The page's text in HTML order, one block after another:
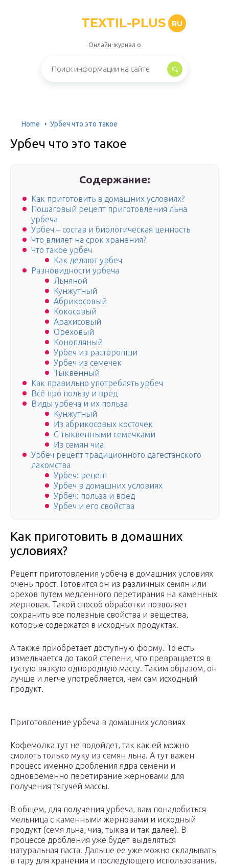
TEXTIL-PLUS RU
Онлайн-журнал о
Home Урбеч что это такое
Урбеч что это такое
Содержание:
Как приготовить в домашних условиях?
Пошаговый рецепт приготовления льна
урбеча
Урбеч – состав и биологическая ценность
Что влияет на срок хранения?
Что такое урбеч
Как делают урбеч
Разновидности урбеча
Льняной
Кунжутный
Абрикосовый
Кокосовый
Арахисовый
Ореховый
Конопляный
Урбеч из расторопши
Урбеч из семечек
Тыквенный
Как правильно употреблять урбеч
Всё про пользу и вред
Виды урбеча и их польза
Кунжутный
Из абрикосовых косточек
С тыквенными семечками
Из семян чиа
Урбеч рецепт традиционного дагестанского
лакомства
Урбеч: рецепт
Урбеч в домашних условиях
Урбеч: польза и вред
Урбеч и его свойства
Как приготовить в домашних
условиях?
Рецепт приготовления урбеча в домашних условиях
очень прост. Готовится он из различных семян или
орехов путем медленного перетирания на каменных
жерновах. Такой способ обработки позволяет
сохранить все полезные свойства и вещества,
которые содержатся в исходных продуктах.
А также приобретает доступную форму. То есть
измельчается до такой степени, что превращается в
густую вязкую однородную массу. Таким образом, он
лучше и легче употребляется, чем сам исходный
продукт.
Приготовление урбеча в домашних условиях
Кофемолка тут не подойдет, так как ей можно
смолоть только муку из семян льна. А тут важен
процесс именно дробления ядра семени и
одновременно перетирание жерновами для
получения тягучей массы.
В общем, для получения урбеча, вам понадобиться
мельница с каменными жерновами и исходный
продукт (семя льна, чиа, тыква и так далее). В
процессе дробления уже будет выделяться
натуральная паста. Дальше ее уже можно складывать
в тару для хранения и последующего использования.